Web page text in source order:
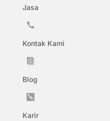
Jasa

Kontak Kami

Blog

Karir